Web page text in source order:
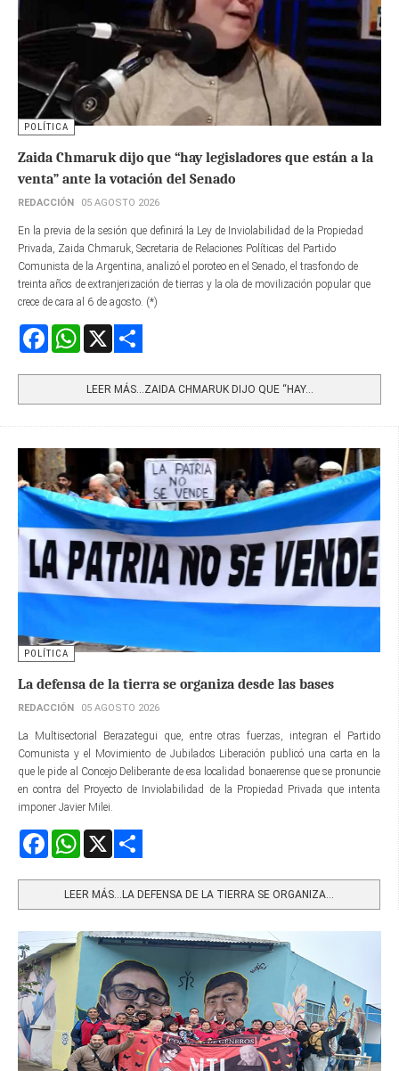
POLÍTICA
Zaida Chmaruk dijo que “hay legisladores que están a la
venta” ante la votación del Senado
REDACCIÓN 05 AGOSTO 2026
En la previa de la sesión que definirá la Ley de Inviolabilidad de la Propiedad
Privada, Zaida Chmaruk, Secretaria de Relaciones Políticas del Partido
Comunista de la Argentina, analizó el poroteo en el Senado, el trasfondo de
treinta años de extranjerización de tierras y la ola de movilización popular que
crece de cara al 6 de agosto. (*)
FacebookWhatsApp
LEER MÁS…ZAIDA CHMARUK DIJO QUE “HAY...
POLÍTICA
La defensa de la tierra se organiza desde las bases
REDACCIÓN 05 AGOSTO 2026
La Multisectorial Berazategui que, entre otras fuerzas, integran el Partido
Comunista y el Movimiento de Jubilados Liberación publicó una carta en la
que le pide al Concejo Deliberante de esa localidad bonaerense que se pronuncie
en contra del Proyecto de Inviolabilidad de la Propiedad Privada que intenta
imponer Javier Milei.
FacebookWhatsApp
LEER MÁS…LA DEFENSA DE LA TIERRA SE ORGANIZA...